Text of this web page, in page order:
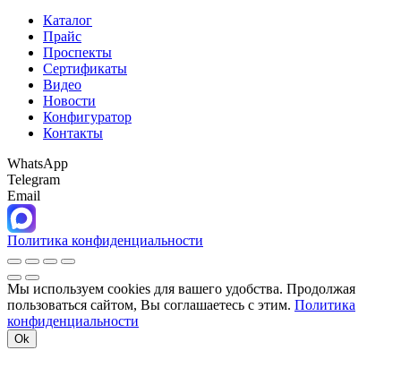
Каталог
Прайс
Проспекты
Сертификаты
Видео
Новости
Конфигуратор
Контакты
WhatsApp
Telegram
Email
Политика конфиденциальности
Мы используем cookies для вашего удобства. Продолжая
пользоваться сайтом, Вы соглашаетесь с этим. Политика
конфиденциальности
Ok